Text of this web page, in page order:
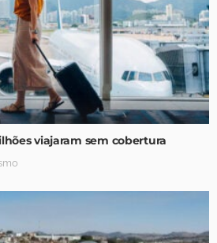
viajaram sem cobertura